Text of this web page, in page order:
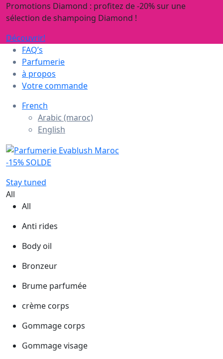
Promotions Diamond : profitez de -20% sur une
sélection de shampoing Diamond !
Découvrir!
FAQ’s
Parfumerie
à propos
Votre commande
French
Arabic (maroc)
English
-15% SOLDE
Stay tuned
All
All
Anti rides
Body oil
Bronzeur
Brume parfumée
crème corps
Gommage corps
Gommage visage